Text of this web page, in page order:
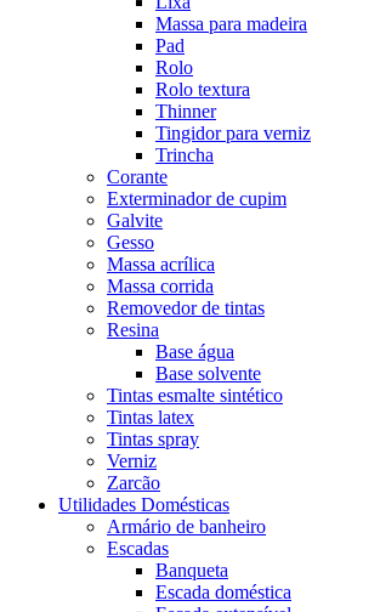
Massa para madeira
Pad
Rolo
Rolo textura
Thinner
Tingidor para verniz
Trincha
Corante
Exterminador de cupim
Galvite
Gesso
Massa acrílica
Massa corrida
Removedor de tintas
Resina
Base água
Base solvente
Tintas esmalte sintético
Tintas latex
Tintas spray
Verniz
Zarcão
Utilidades Domésticas
Armário de banheiro
Escadas
Banqueta
Escada doméstica